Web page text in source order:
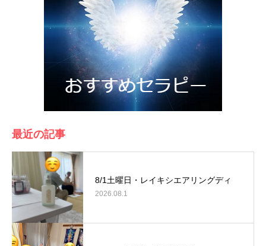
最近の記事
8/1土曜日・レイキシエアリングディ
2026.08.1